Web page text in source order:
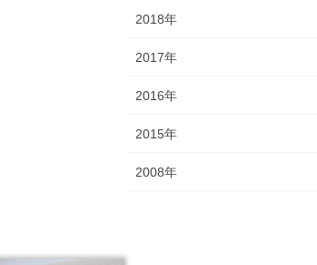
2018年
2017年
2016年
2015年
2008年